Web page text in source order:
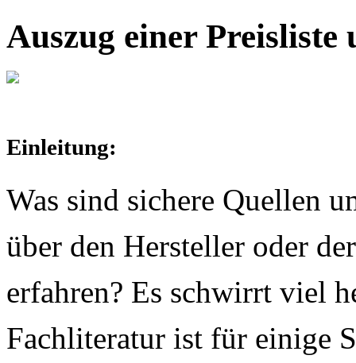
Auszug einer Preisliste
Einleitung:
Was sind sichere Quellen
über den Hersteller oder
erfahren? Es schwirrt viel
Fachliteratur ist für einige